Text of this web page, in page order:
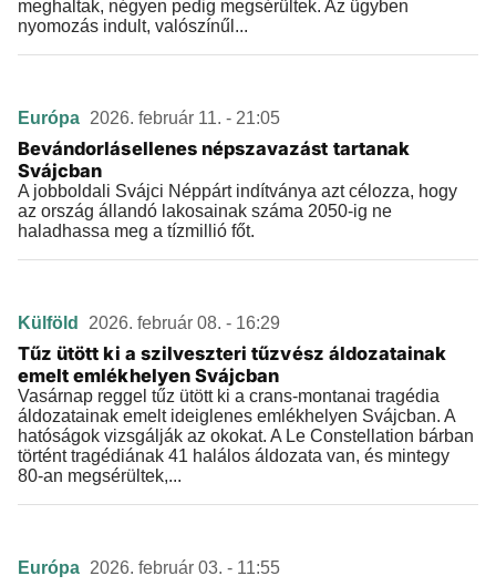
meghaltak, négyen pedig megsérültek. Az ügyben
nyomozás indult, valószínűl...
Európa 2026. február 11. - 21:05
Bevándorlásellenes népszavazást tartanak
Svájcban
A jobboldali Svájci Néppárt indítványa azt célozza, hogy
az ország állandó lakosainak száma 2050-ig ne
haladhassa meg a tízmillió főt.
Külföld 2026. február 08. - 16:29
Tűz ütött ki a szilveszteri tűzvész áldozatainak
emelt emlékhelyen Svájcban
Vasárnap reggel tűz ütött ki a crans-montanai tragédia
áldozatainak emelt ideiglenes emlékhelyen Svájcban. A
hatóságok vizsgálják az okokat. A Le Constellation bárban
történt tragédiának 41 halálos áldozata van, és mintegy
80-an megsérültek,...
Európa 2026. február 03. - 11:55